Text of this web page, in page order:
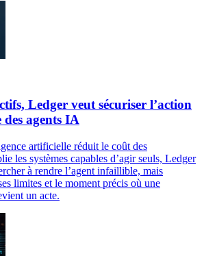
Ledger veut sécuriser l’action
des agents IA
artificielle réduit le coût des
les systèmes capables d’agir seuls, Ledger
à rendre l’agent infaillible, mais
limites et le moment précis où une
un acte.